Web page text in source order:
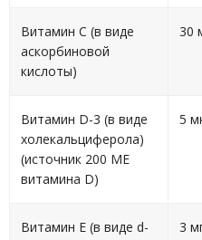
Витамин C (в виде
аскорбиновой
кислоты)
30
Витамин D-3 (в виде
холекальциферола)
(источник 200 МЕ
витамина D)
5
Витамин E (в виде d-
3